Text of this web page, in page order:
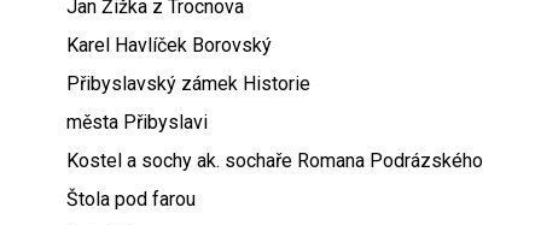
Jan Žižka z Trocnova
Karel Havlíček Borovský
Přibyslavský zámek Historie
města Přibyslavi
Kostel a sochy ak. sochaře Romana Podrázského
Štola pod farou